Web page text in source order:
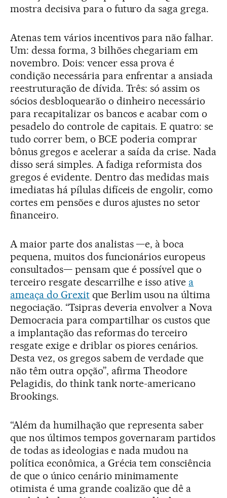
mostra decisiva para o futuro da saga grega.
Atenas tem vários incentivos para não falhar.
Um: dessa forma, 3 bilhões chegariam em
novembro. Dois: vencer essa prova é
condição necessária para enfrentar a ansiada
reestruturação de dívida. Três: só assim os
sócios desbloquearão o dinheiro necessário
para recapitalizar os bancos e acabar com o
pesadelo do controle de capitais. E quatro: se
tudo correr bem, o BCE poderia comprar
bônus gregos e acelerar a saída da crise. Nada
disso será simples. A fadiga reformista dos
gregos é evidente. Dentro das medidas mais
imediatas há pílulas difíceis de engolir, como
cortes em pensões e duros ajustes no setor
financeiro.
A maior parte dos analistas —e, à boca
pequena, muitos dos funcionários europeus
consultados— pensam que é possível que o
terceiro resgate descarrilhe e isso ative a
ameaça do Grexitque Berlim usou na última
negociação. “Tsipras deveria envolver a Nova
Democracia para compartilhar os custos que
a implantação das reformas do terceiro
resgate exige e driblar os piores cenários.
Desta vez, os gregos sabem de verdade que
não têm outra opção”, afirma Theodore
Pelagidis, do think tank norte-americano
Brookings.
“Além da humilhação que representa saber
que nos últimos tempos governaram partidos
de todas as ideologias e nada mudou na
política econômica, a Grécia tem consciência
de que o único cenário minimamente
otimista é uma grande coalizão que dê a